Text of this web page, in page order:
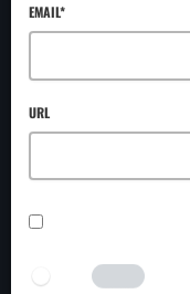
EMAIL*
URL
I AM HUMAN